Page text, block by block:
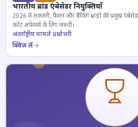
भारतीय ब्रांड एंबेसेडर नियुक्तियाँ
2026 में लक्जरी, फैशन और बैंकिंग ब्रांडों की प्रमुख
करेंट अफेयर्स के लिए जरूरी।
अंतर्राष्ट्रीय मामले प्रश्नोत्तरी
क्विज़ लें